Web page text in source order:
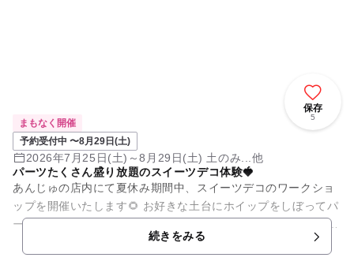
保存
5
まもなく開催
予約受付中 〜8月29日(土)
2026年7月25日(土)～8月29日(土) 土のみ...他
パーツたくさん盛り放題のスイーツデコ体験🍓
あんじゅの店内にて夏休み期間中、スイーツデコのワークショ
ップを開催いたします🌻 お好きな土台にホイップをしぼってパ
ーツをのせるだけ！ 一緒にお作りしますので、小さなお子様で
続きをみる